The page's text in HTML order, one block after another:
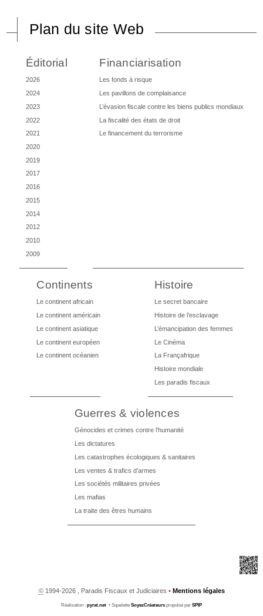
Plan du site Web
Éditorial
2026
2024
2023
2022
2021
2020
2019
2017
2016
2015
2014
2012
2010
2009
Financiarisation
Les fonds à risque
Les pavillons de complaisance
L’évasion fiscale contre les biens publics mondiaux
La fiscalité des états de droit
Le financement du terrorisme
Continents
Le continent africain
Le continent américain
Le continent asiatique
Le continent européen
Le continent océanien
Histoire
Le secret bancaire
Histoire de l’esclavage
L’émancipation des femmes
Le Cinéma
La Françafrique
Histoire mondiale
Les paradis fiscaux
Guerres & violences
Génocides et crimes contre l’humanité
Les dictatures
Les catastrophes écologiques & sanitaires
Les ventes & trafics d’armes
Les sociétés militaires privées
Les mafias
La traite des êtres humains
©1994-2026 , Paradis Fiscaux et Judiciaires • Mentions légales
Réalisation : pyrat.net • Squelette SoyezCréateurs propulsé par SPIP